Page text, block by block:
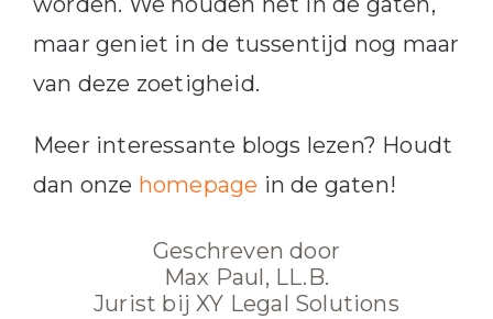
maar geniet in de tussentijd nog maar
van deze zoetigheid.
Meer interessante blogs lezen? Houdt
dan onze homepage in de gaten!
Geschreven door
Max Paul, LL.B.
Jurist bij XY Legal Solutions